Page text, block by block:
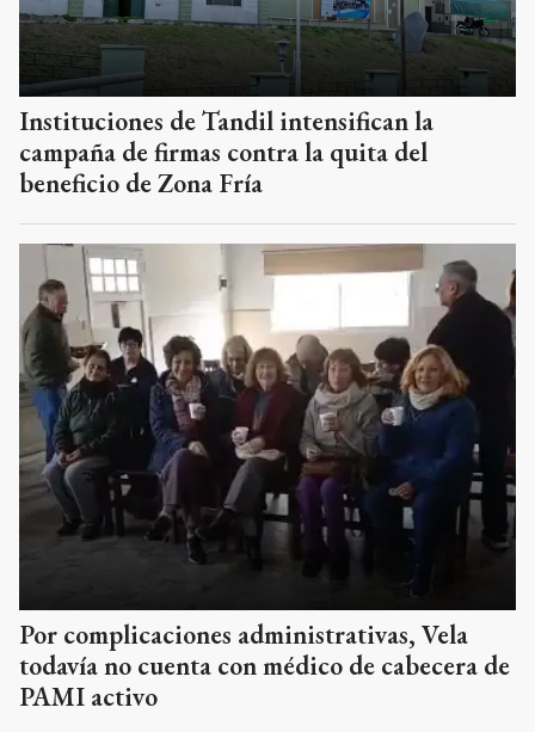
Instituciones de Tandil intensifican la
campaña de firmas contra la quita del
beneficio de Zona Fría
Por complicaciones administrativas, Vela
todavía no cuenta con médico de cabecera de
PAMI activo